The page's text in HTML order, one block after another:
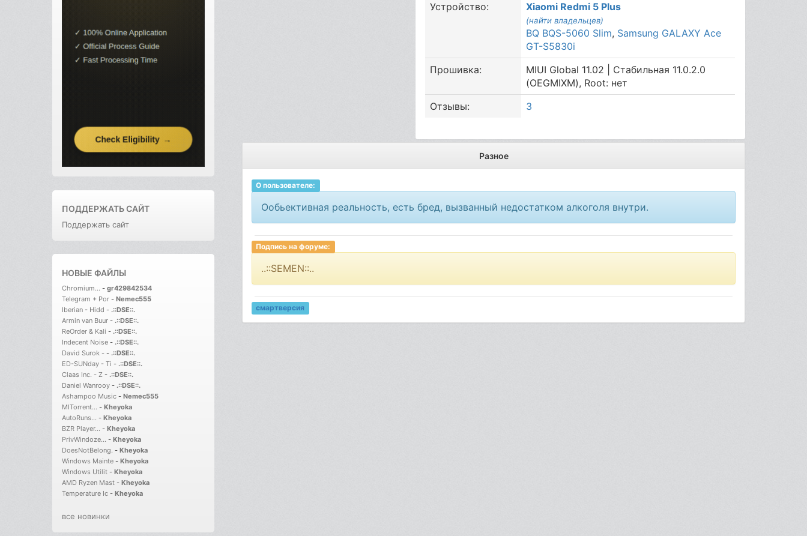
ПОДДЕРЖАТЬ САЙТ
Поддержать сайт
НОВЫЕ ФАЙЛЫ
Chromium... - gr429842534
Telegram + Por - Nemec555
Iberian - Hidd - .::DSE::.
Armin van Buur - .::DSE::.
ReOrder & Kali - .::DSE::.
Indecent Noise - .::DSE::.
David Surok - - .::DSE::.
ED-SUNday - Ti - .::DSE::.
Claas Inc. - Z - .::DSE::.
Daniel Wanrooy - .::DSE::.
Ashampoo Music - Nemec555
MITorrent... - Kheyoka
AutoRuns... - Kheyoka
BZR Player... - Kheyoka
PrivWindoze... - Kheyoka
DoesNotBelong. - Kheyoka
Windows Mainte - Kheyoka
Windows Utilit - Kheyoka
AMD Ryzen Mast - Kheyoka
Temperature Ic - Kheyoka
все новинки
Устройство:
Xiaomi Redmi 5 Plus
(найти владельцев)
BQ BQS-5060 Slim, Samsung GALAXY Ace
GT-S5830i
Прошивка:
MIUI Global 11.02 | Стабильная 11.0.2.0
(OEGMIXM), Root: нет
Отзывы:
3
Разное
О пользователе:
Ообьективная реальность, есть бред, вызванный недостатком алкоголя внутри.
Подпись на форуме:
..::SEMEN::..
смартверсия